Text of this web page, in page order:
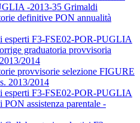
-2013-35 Grimaldi
definitive PON annualità
esperti F3-FSE02-POR-PUGLIA
graduatoria provvisoria
2014
provvisorie selezione FIGURE
2013/2014
esperti F3-FSE02-POR-PUGLIA
assistenza parentale -